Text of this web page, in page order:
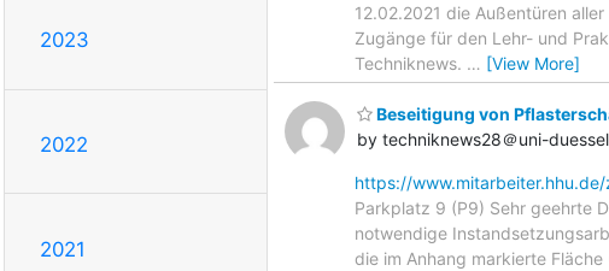
2023
2022
2021
12.02.2021 die Außentüren
Zugänge für den Lehr- und
Techniknews. … [View More]
Beseitigung von
by techniknews28＠uni-
https://
Parkplatz 9 (P9) Sehr geehrte
notwendige
die im Anhang markierte